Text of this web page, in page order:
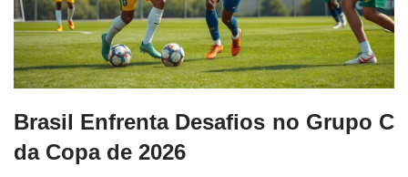
Brasil Enfrenta Desafios no Grupo C
da Copa de 2026